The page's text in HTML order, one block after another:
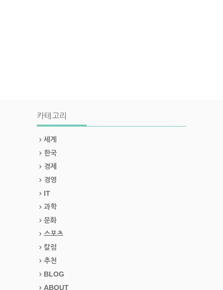
카테고리
세계
한국
경제
경영
IT
과학
문화
스포츠
칼럼
추천
BLOG
ABOUT